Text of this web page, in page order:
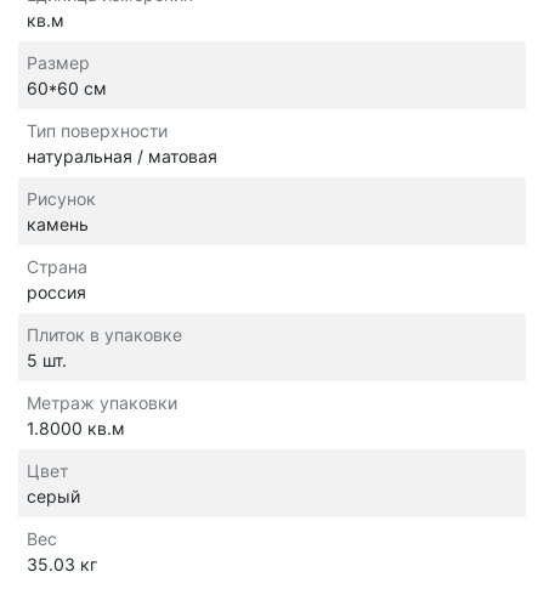
кв.м
Размер
60*60 см
Тип поверхности
натуральная / матовая
Рисунок
камень
Страна
россия
Плиток в упаковке
5 шт.
Метраж упаковки
1.8000 кв.м
Цвет
серый
Вес
35.03 кг